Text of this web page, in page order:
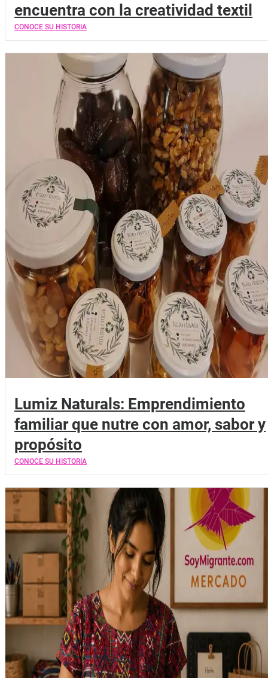
encuentra con la creatividad textil
CONOCE SU HISTORIA
Lumiz Naturals: Emprendimiento
familiar que nutre con amor, sabor y
propósito
CONOCE SU HISTORIA